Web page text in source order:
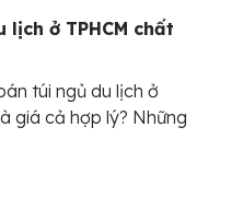
ở TPHCM chất
túi ngủ du lịch ở
giá cả hợp lý? Những